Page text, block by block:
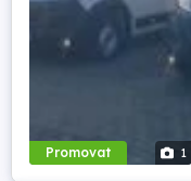
Promovat 1